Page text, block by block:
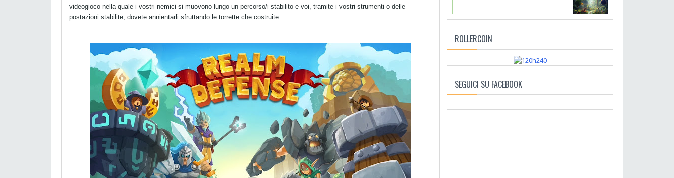
videogioco nella quale i vostri nemici si muovono lungo un percorso/i stabilito e voi, tramite i vostri strumenti o delle
postazioni stabilite, dovete annientarli sfruttando le torrette che costruite.
ROLLERCOIN
SEGUICI SU FACEBOOK